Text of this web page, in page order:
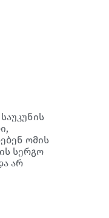
ომის
სერგო
არ